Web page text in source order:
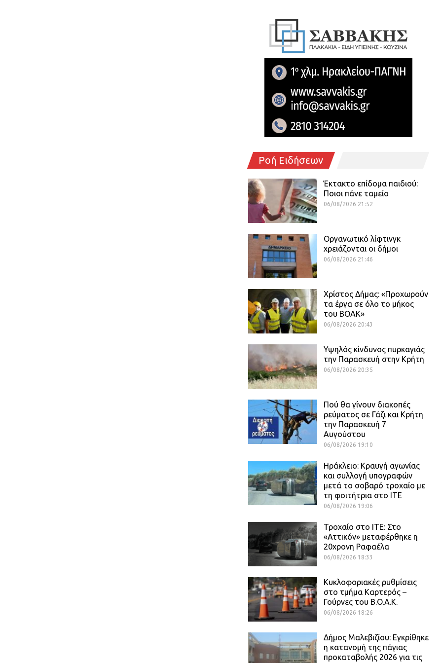
Ροή Ειδήσεων
Έκτακτο επίδομα παιδιού:
Ποιοι πάνε ταμείο
06/08/2026 21:52
Οργανωτικό λίφτινγκ
χρειάζονται οι δήμοι
06/08/2026 21:46
Χρίστος Δήμας: «Προχωρούν
τα έργα σε όλο το μήκος
του ΒΟΑΚ»
06/08/2026 20:43
Υψηλός κίνδυνος πυρκαγιάς
την Παρασκευή στην Κρήτη
06/08/2026 20:35
Πού θα γίνουν διακοπές
ρεύματος σε Γάζι και Κρήτη
την Παρασκευή 7
Αυγούστου
06/08/2026 19:10
Ηράκλειο: Κραυγή αγωνίας
και συλλογή υπογραφών
μετά το σοβαρό τροχαίο με
τη φοιτήτρια στο ΙΤΕ
06/08/2026 19:06
Τροχαίο στο ΙΤΕ: Στο
«Αττικόν» μεταφέρθηκε η
20χρονη Ραφαέλα
06/08/2026 18:33
Κυκλοφοριακές ρυθμίσεις
στο τμήμα Καρτερός –
Γούρνες του Β.Ο.Α.Κ.
06/08/2026 18:26
Δήμος Μαλεβιζίου: Εγκρίθηκε
η κατανομή της πάγιας
προκαταβολής 2026 για τις